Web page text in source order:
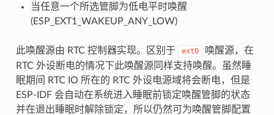
当任意一个所选管脚为低电平时唤醒
(ESP_EXT1_WAKEUP_ANY_LOW)
此唤醒源由 RTC 控制器实现。区别于 ext0
唤醒源，在
RTC 外设断电的情况下此唤醒源同样支持唤醒。虽然睡
眠期间 RTC IO 所在的 RTC 外设电源域将会断电，但是
ESP-IDF 会自动在系统进入睡眠前锁定唤醒管脚的状态
并在退出睡眠时解除锁定，所以仍然可为唤醒管脚配置